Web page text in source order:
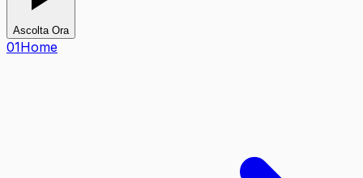
Ascolta Ora
01Home